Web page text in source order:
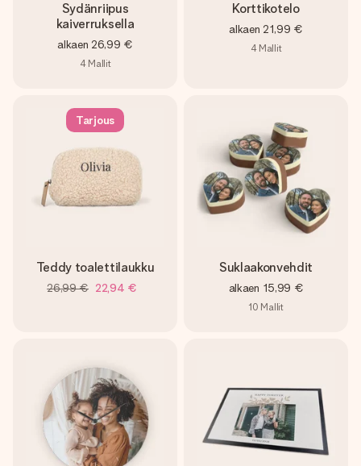
Sydänriipus
kaiverruksella
alkaen 26,99 €
4 Mallit
Korttikotelo
alkaen 21,99 €
4 Mallit
Tarjous
Teddy toalettilaukku
26,99 € 22,94 €
Suklaakonvehdit
alkaen 15,99 €
10 Mallit